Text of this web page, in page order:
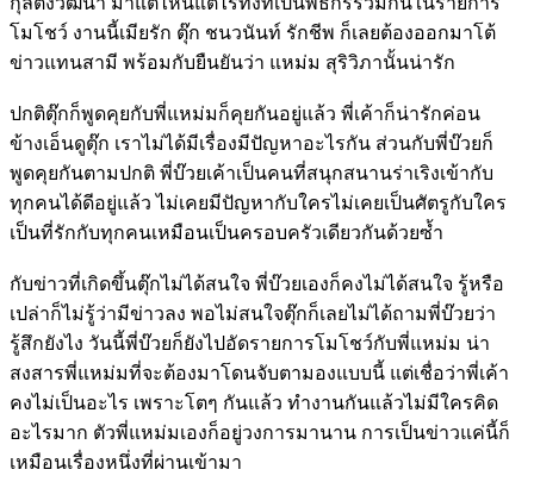
โมโชว์ งานนี้เมียรัก ตุ๊ก ชนวนันท์ รักชีพ ก็เลยต้องออกมาโต้
ข่าวแทนสามี พร้อมกับยืนยันว่า แหม่ม สุริวิภานั้นน่ารัก
ปกติตุ๊กก็พูดคุยกับพี่แหม่มก็คุยกันอยู่แล้ว พี่เค้าก็น่ารักค่อน
ข้างเอ็นดูตุ๊ก เราไม่ได้มีเรื่องมีปัญหาอะไรกัน ส่วนกับพี่บ๊วยก็
พูดคุยกันตามปกติ พี่บ๊วยเค้าเป็นคนที่สนุกสนานร่าเริงเข้ากับ
ทุกคนได้ดีอยู่แล้ว ไม่เคยมีปัญหากับใครไม่เคยเป็นศัตรูกับใคร
เป็นที่รักกับทุกคนเหมือนเป็นครอบครัวเดียวกันด้วยซ้ำ
กับข่าวที่เกิดขึ้นตุ๊กไม่ได้สนใจ พี่บ๊วยเองก็คงไม่ได้สนใจ รู้หรือ
เปล่าก็ไม่รู้ว่ามีข่าวลง พอไม่สนใจตุ๊กก็เลยไม่ได้ถามพี่บ๊วยว่า
รู้สึกยังไง วันนี้พี่บ๊วยก็ยังไปอัดรายการโมโชว์กับพี่แหม่ม น่า
สงสารพี่แหม่มที่จะต้องมาโดนจับตามองแบบนี้ แต่เชื่อว่าพี่เค้า
คงไม่เป็นอะไร เพราะโตๆ กันแล้ว ทำงานกันแล้วไม่มีใครคิด
อะไรมาก ตัวพี่แหม่มเองก็อยู่วงการมานาน การเป็นข่าวแค่นี้ก็
เหมือนเรื่องหนึ่งที่ผ่านเข้ามา